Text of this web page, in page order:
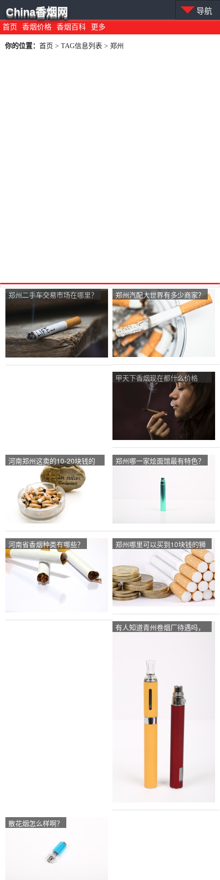
首页 香烟价格 香烟百科 更多
China香烟网 导航
你的位置： 首页 > TAG信息列表 > 郑州
郑州二手车交易市场在哪里？ 郑州汽配大世界有多少商家？
甲天下香烟现在都什么价格
河南郑州这卖的10-20块钱的
烟都有哪些？
郑州哪一家烩面馆最有特色？
河南省香烟种类有哪些？
郑州哪里可以买到10块钱的狮
有人知道青州卷烟厂待遇吗，
散花烟怎么样啊？